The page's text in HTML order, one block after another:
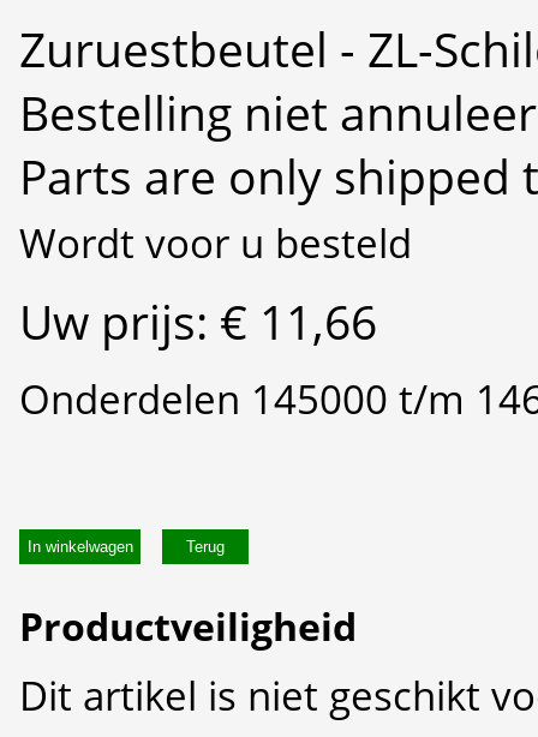
Zuruestbeutel - ZL-
Bestelling niet
Parts are only shipped
Wordt voor u besteld
Uw prijs: € 11,66
Onderdelen 145000 t/m
In winkelwagen
Productveiligheid
Dit artikel is niet geschikt